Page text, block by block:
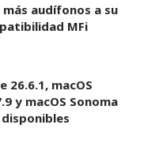
audífonos a su
MFi
26.6.1, macOS
y macOS Sonoma